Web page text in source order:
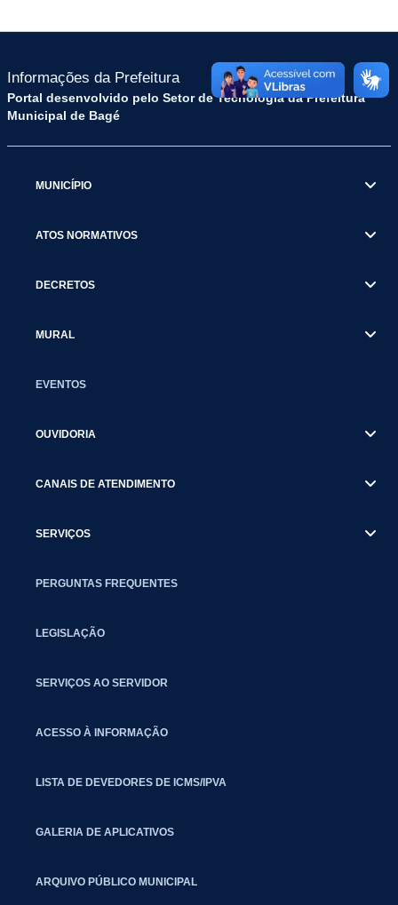
Informações da Prefeitura
Portal desenvolvido pelo Setor de Tecnologia da Prefeitura
Municipal de Bagé
MUNICÍPIO
ATOS NORMATIVOS
DECRETOS
MURAL
EVENTOS
OUVIDORIA
CANAIS DE ATENDIMENTO
SERVIÇOS
PERGUNTAS FREQUENTES
LEGISLAÇÃO
SERVIÇOS AO SERVIDOR
ACESSO À INFORMAÇÃO
LISTA DE DEVEDORES DE ICMS/IPVA
GALERIA DE APLICATIVOS
ARQUIVO PÚBLICO MUNICIPAL